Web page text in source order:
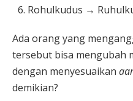
Rohulkudus →
Ada orang yang
tersebut bisa mengubah
dengan menyesuaikan
demikian?